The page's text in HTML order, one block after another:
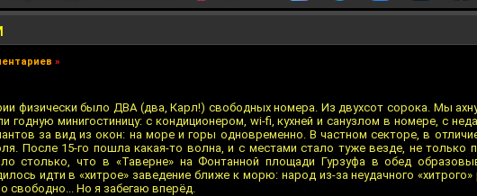
»
физически было ДВА (два, Карл!) свободных номера. Из двухсот сорока. Мы
годную минигостиницу: с кондиционером, wi-fi, кухней и санузлом в номере, с
за вид из окон: на море и горы одновременно. В частном секторе, в
После 15-го пошла какая-то волна, и с местами стало туже везде, не только
столько, что в «Таверне» на Фонтанной площади Гурзуфа в обед
идти в «хитрое» заведение ближе к морю: народ из-за неудачного
свободно... Но я забегаю вперёд.